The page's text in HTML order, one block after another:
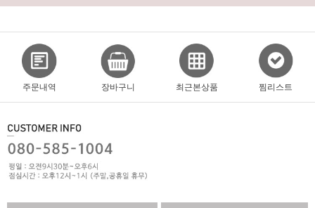
주문내역 장바구니 최근본상품 찜리스트